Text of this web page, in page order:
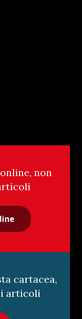
non
cartacea,
articoli